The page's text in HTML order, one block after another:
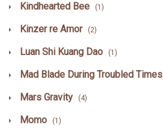
Kindhearted Bee (1)
Kinzer re Amor (2)
Luan Shi Kuang Dao (1)
Mad Blade During Troubled Times
Mars Gravity (4)
Momo (1)